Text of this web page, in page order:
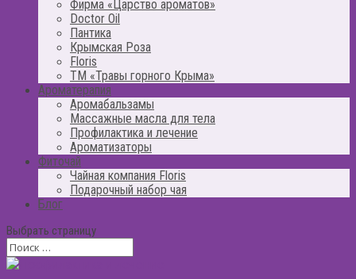
Фирма «Царство ароматов»
Doctor Oil
Пантика
Крымская Роза
Floris
ТМ «Травы горного Крыма»
Ароматерапия
Аромабальзамы
Массажные масла для тела
Профилактика и лечение
Ароматизаторы
Фиточай
Чайная компания Floris
Подарочный набор чая
Блог
Выбрать страницу